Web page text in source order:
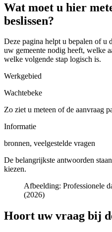
Wat moet u hier
beslissen?
Deze pagina helpt u bepalen of u
uw gemeente nodig heeft, welke
welke volgende stap logisch is.
Werkgebied
Wachtebeke
Zo ziet u meteen of de aanvraag
Informatie
bronnen, veelgestelde vragen
De belangrijkste antwoorden
kiezen.
Afbeelding: Professionele
(2026)
Hoort uw vraag bij